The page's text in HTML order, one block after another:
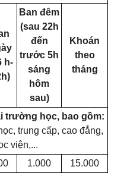
h-
Ban đêm
(sau 22h
đến
trước 5h
sáng
hôm
sau)
Khoán
theo
tháng
trường học, bao gồm:
trung cấp, cao đẳng,
viện,...
1.000 15.000